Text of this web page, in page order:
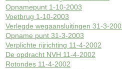
Opnamepunt 1-10-2003
Voetbrug 1-10-2003
Verlegde wegaansluitingen 31-3-
Opname punt 31-3-2003
Verplichte rijrichting 11-4-2002
De opdracht NVH 11-4-2002
Rotondes 11-4-2002